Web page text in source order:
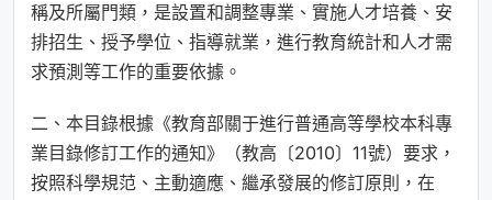
稱及所屬門類，是設置和調整專業、實施人才培養、安
排招生、授予學位、指導就業，進行教育統計和人才需
求預測等工作的重要依據。
二、本目錄根據《教育部關于進行普通高等學校本科專
業目錄修訂工作的通知》（教高〔2010〕11號）要求，
按照科學規范、主動適應、繼承發展的修訂原則，在